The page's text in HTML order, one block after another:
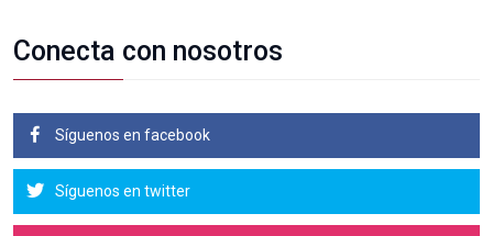
Conecta con nosotros
Síguenos en facebook
Síguenos en twitter